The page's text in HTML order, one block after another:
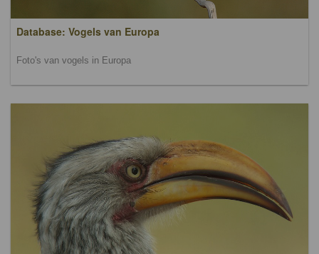
Database: Vogels van Europa
Foto's van vogels in Europa